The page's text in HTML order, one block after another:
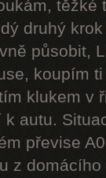
těžké
druhý
působit,
koupím
klukem v
autu.
převise
z